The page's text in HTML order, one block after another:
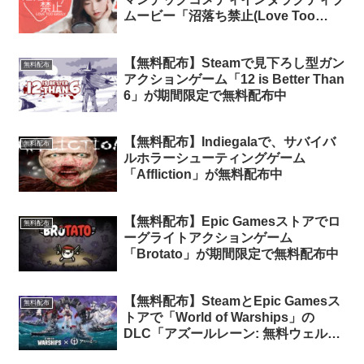
ムービー「沼落ち禁止(Love Too
無料配布
【無料配布】Steamで見下ろし型ガン
アクションゲーム「12 is Better Than
6」が期間限定で無料配布中
無料配布
【無料配布】Indiegalaで、サバイバ
ルホラーシューティングゲーム
「Affliction」が無料配布中
無料配布
【無料配布】Epic Gamesストアでロ
ーグライトアクションゲーム
「Brotato」が期間限定で無料配布中
無料配布
【無料配布】SteamとEpic Gamesス
トアで「World of Warships」の
DLC「アズールレーン: 無料ウェルカ